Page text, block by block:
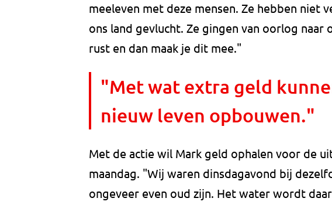
meeleven met deze mensen. Ze hebben niet
ons land gevlucht. Ze gingen van oorlog
rust en dan maak je dit mee."
"Met wat extra geld
nieuw leven opbouwen."
Met de actie wil Mark geld ophalen voor de
maandag. "Wij waren dinsdagavond bij
ongeveer even oud zijn. Het water wordt